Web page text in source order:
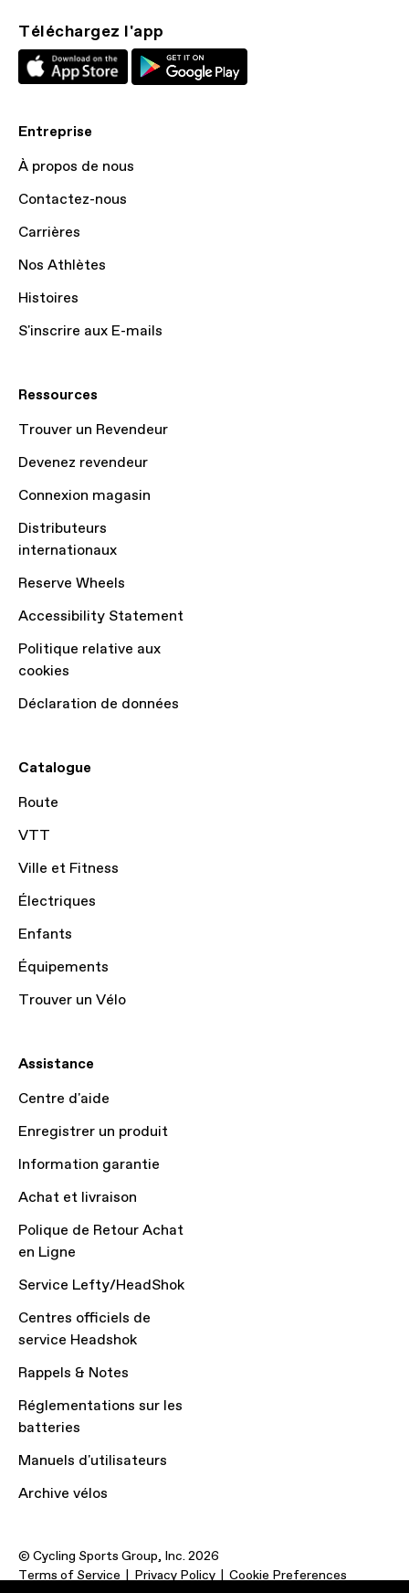
Téléchargez l'app
Entreprise
À propos de nous
Contactez-nous
Carrières
Nos Athlètes
Histoires
S'inscrire aux E-mails
Ressources
Trouver un Revendeur
Devenez revendeur
Connexion magasin
Distributeurs
internationaux
Reserve Wheels
Accessibility Statement
Politique relative aux
cookies
Déclaration de données
Catalogue
Route
VTT
Ville et Fitness
Électriques
Enfants
Équipements
Trouver un Vélo
Assistance
Centre d'aide
Enregistrer un produit
Information garantie
Achat et livraison
Polique de Retour Achat
en Ligne
Service Lefty/HeadShok
Centres officiels de
service Headshok
Rappels & Notes
Réglementations sur les
batteries
Manuels d'utilisateurs
Archive vélos
© Cycling Sports Group, Inc. 2026
Terms of Service
Privacy Policy Cookie Preferences